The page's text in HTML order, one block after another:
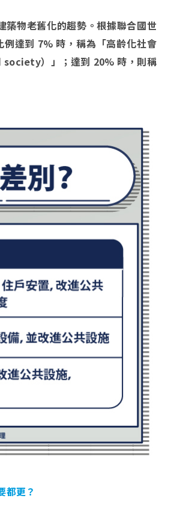
築物老舊化的趨勢。根據聯合國世
達到 7% 時，稱為「高齡化社會
）」；達到 20% 時，則稱
都更？